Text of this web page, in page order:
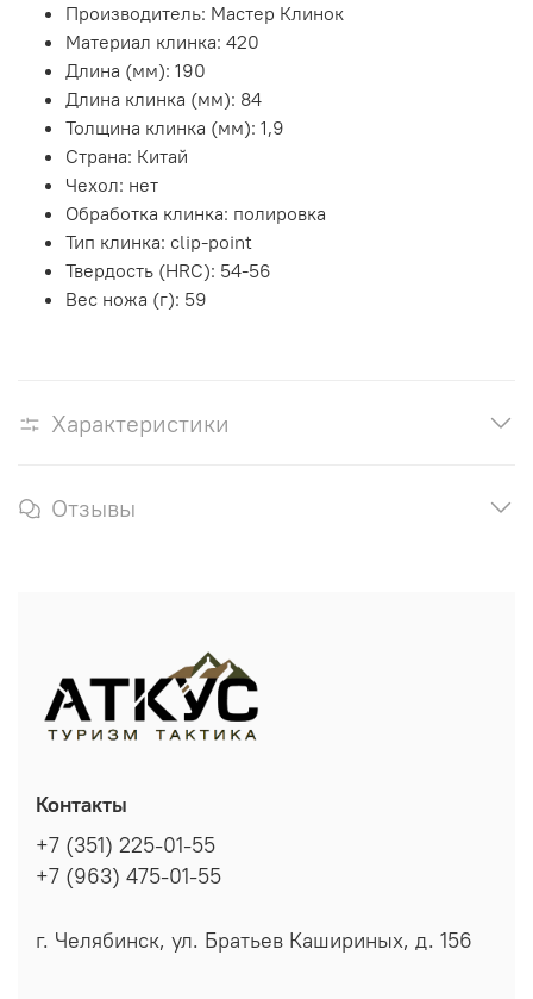
Производитель: Мастер Клинок
Материал клинка: 420
Длина (мм): 190
Длина клинка (мм): 84
Толщина клинка (мм): 1,9
Страна: Китай
Чехол: нет
Обработка клинка: полировка
Тип клинка: clip-point
Твердость (HRC): 54-56
Вес ножа (г): 59
Характеристики
Отзывы
Контакты
+7 (351) 225-01-55
+7 (963) 475-01-55
г. Челябинск, ул. Братьев Кашириных, д. 156